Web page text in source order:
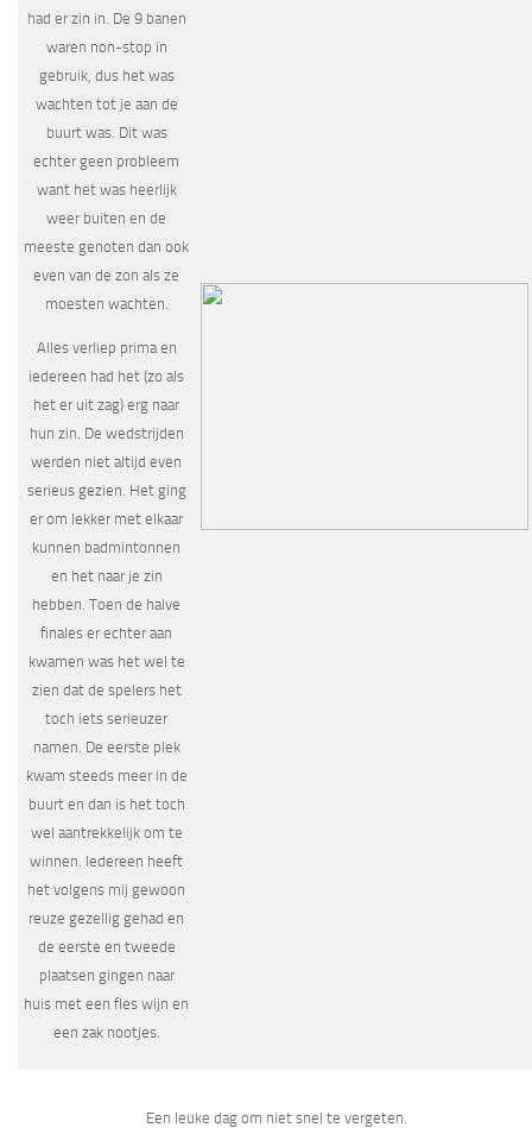
had er zin in. De 9 banen
waren non-stop in
gebruik, dus het was
wachten tot je aan de
buurt was. Dit was
echter geen probleem
want het was heerlijk
weer buiten en de
meeste genoten dan ook
even van de zon als ze
moesten wachten.
Alles verliep prima en
iedereen had het (zo als
het er uit zag) erg naar
hun zin. De wedstrijden
werden niet altijd even
serieus gezien. Het ging
er om lekker met elkaar
kunnen badmintonnen
en het naar je zin
hebben. Toen de halve
finales er echter aan
kwamen was het wel te
zien dat de spelers het
toch iets serieuzer
namen. De eerste plek
kwam steeds meer in de
buurt en dan is het toch
wel aantrekkelijk om te
winnen. Iedereen heeft
het volgens mij gewoon
reuze gezellig gehad en
de eerste en tweede
plaatsen gingen naar
huis met een fles wijn en
een zak nootjes.
Een leuke dag om niet snel te vergeten.